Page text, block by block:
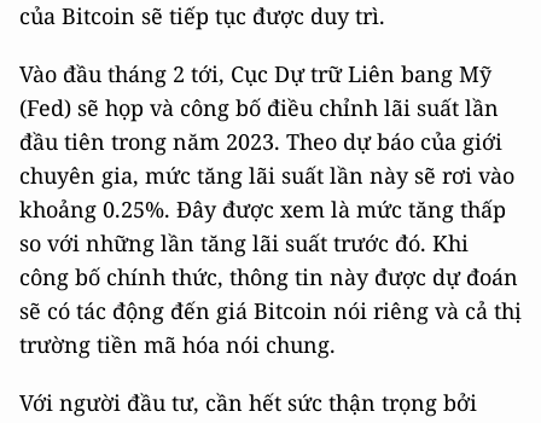
của Bitcoin sẽ tiếp tục được duy trì.
Vào đầu tháng 2 tới, Cục Dự trữ Liên bang Mỹ
(Fed) sẽ họp và công bố điều chỉnh lãi suất lần
đầu tiên trong năm 2023. Theo dự báo của giới
chuyên gia, mức tăng lãi suất lần này sẽ rơi vào
khoảng 0.25%. Đây được xem là mức tăng thấp
so với những lần tăng lãi suất trước đó. Khi
công bố chính thức, thông tin này được dự đoán
sẽ có tác động đến giá Bitcoin nói riêng và cả thị
trường tiền mã hóa nói chung.
Với người đầu tư, cần hết sức thận trọng bởi